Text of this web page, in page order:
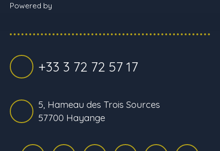
Powered by
+33 3 72 72 57 17
5, Hameau des Trois Sources
57700 Hayange